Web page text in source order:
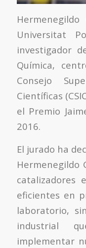
Universitat
investigador
Química,
Consejo
Científicas
el Premio
2016.
El jurado ha
Hermenegildo
catalizadores
eficientes en
laboratorio,
industrial
implementar